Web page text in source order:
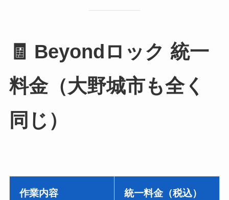
🧾 Beyondロック 統一
料金（大野城市も全く
同じ）
作業内容 統一料金（税込）